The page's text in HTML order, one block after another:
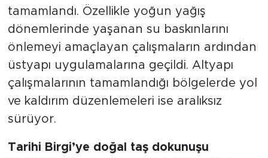
tamamlandı. Özellikle yoğun yağış
dönemlerinde yaşanan su baskınlarını
önlemeyi amaçlayan çalışmaların ardından
üstyapı uygulamalarına geçildi. Altyapı
çalışmalarının tamamlandığı bölgelerde yol
ve kaldırım düzenlemeleri ise aralıksız
sürüyor.
Tarihi Birgi’ye doğal taş dokunuşu